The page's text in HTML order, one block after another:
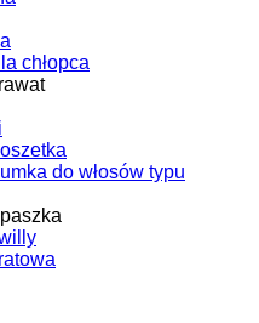
chłopca
do włosów typu